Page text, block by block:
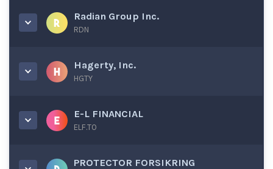
Radian Group Inc.
RDN
Hagerty, Inc.
HGTY
E-L FINANCIAL
ELF.TO
PROTECTOR FORSIKRING